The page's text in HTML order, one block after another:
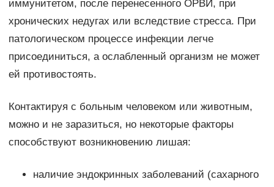
иммунитетом, после перенесенного ОРВИ, при
хронических недугах или вследствие стресса. При
патологическом процессе инфекции легче
присоединиться, а ослабленный организм не может
ей противостоять.
Контактируя с больным человеком или животным,
можно и не заразиться, но некоторые факторы
способствуют возникновению лишая:
наличие эндокринных заболеваний (сахарного